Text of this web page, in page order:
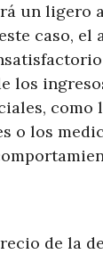
un ligero
caso, el
los
como
o los
de la